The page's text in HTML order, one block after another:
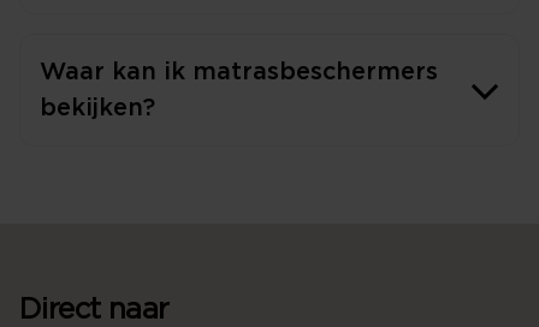
Waar kan ik matrasbeschermers
bekijken?
Direct naar